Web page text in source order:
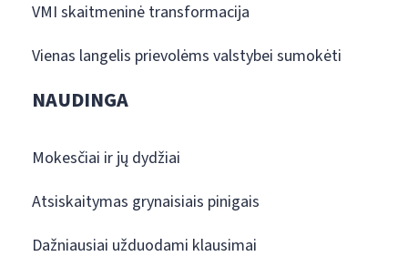
VMI skaitmeninė transformacija
Vienas langelis prievolėms valstybei sumokėti
NAUDINGA
Mokesčiai ir jų dydžiai
Atsiskaitymas grynaisiais pinigais
Dažniausiai užduodami klausimai